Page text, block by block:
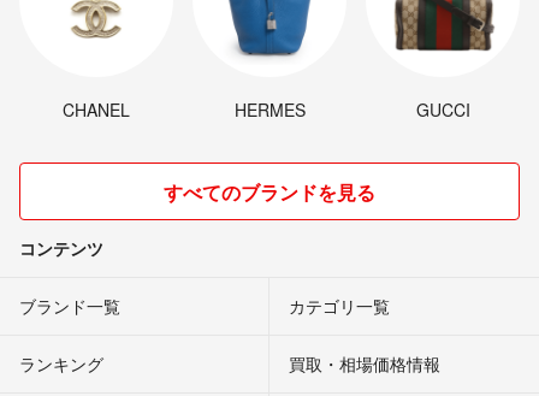
CHANEL HERMES GUCCI
すべてのブランドを見る
コンテンツ
ブランド一覧 カテゴリ一覧
ランキング 買取・相場価格情報